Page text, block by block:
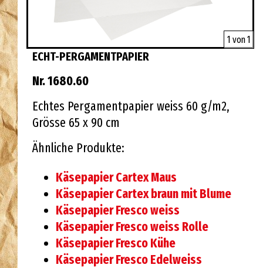
1 von 1
ECHT-PERGAMENTPAPIER
Nr. 1680.60
Echtes Pergamentpapier weiss 60 g/m2,
Grösse 65 x 90 cm
Ähnliche Produkte:
Käsepapier Cartex Maus
Käsepapier Cartex braun mit Blume
Käsepapier Fresco weiss
Käsepapier Fresco weiss Rolle
Käsepapier Fresco Kühe
Käsepapier Fresco Edelweiss